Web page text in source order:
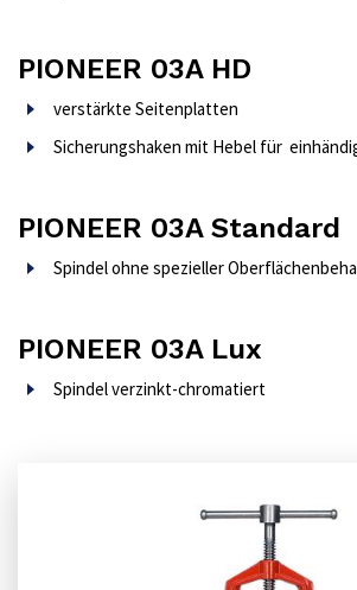
PIONEER 03A HD
verstärkte Seitenplatten
Sicherungshaken mit Hebel für
PIONEER 03A Standard
Spindel ohne spezieller
PIONEER 03A Lux
Spindel verzinkt-chromatiert